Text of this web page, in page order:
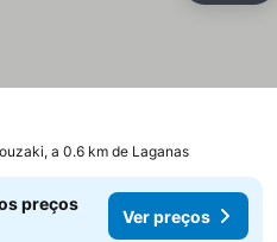
a 0.6 km de Laganas
preços
Ver preços